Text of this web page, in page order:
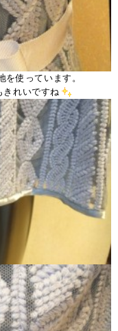
使っています。
きれいですね